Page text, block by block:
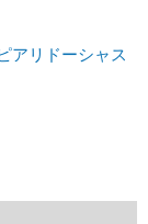
アリドーシャス